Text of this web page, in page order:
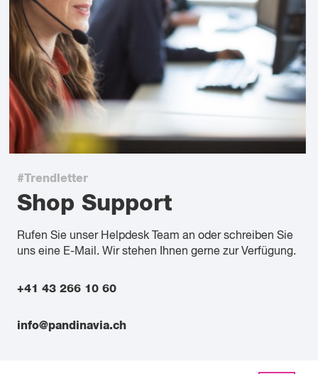
#Trendletter
Shop Support
Rufen Sie unser Helpdesk Team an oder schreiben Sie
uns eine E-Mail. Wir stehen Ihnen gerne zur Verfügung.
+41 43 266 10 60
info@pandinavia.ch